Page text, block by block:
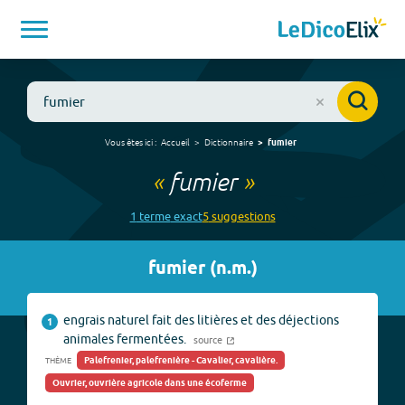
Vous êtes ici : Accueil Dictionnaire fumier
« fumier»
1 termeexact5suggestions
fumier(n.m.)
1
engrais naturel fait des litières et des déjections
animales fermentées.
source
THÈME
Palefrenier, palefrenière - Cavalier, cavalière.
Ouvrier, ouvrière agricole dans une écoferme